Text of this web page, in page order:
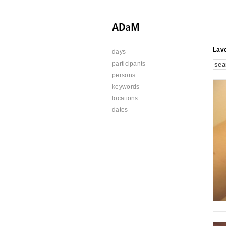
days
participants
persons
keywords
locations
dates